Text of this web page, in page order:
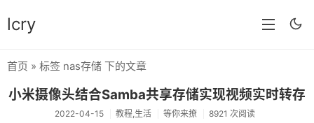
lcry
分类
首页 » 标签 nas存储 下的文章
小米摄像头结合Samba共享存储实现视频实时转存
2022-04-15 教程,生活 等你来撩 8921 次阅读